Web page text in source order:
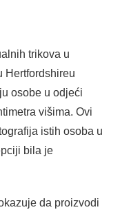
trikova u
Hertfordshireu
osobe u odjeći
višima. Ovi
istih osoba u
bila je
da proizvodi